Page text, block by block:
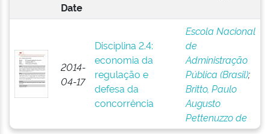
Date
2014-
04-17
Disciplina 2.4:
economia da
regulação e
defesa da
concorrência
Escola Nacional
de
Administração
Pública (Brasil);
Britto, Paulo
Augusto
Pettenuzzo de